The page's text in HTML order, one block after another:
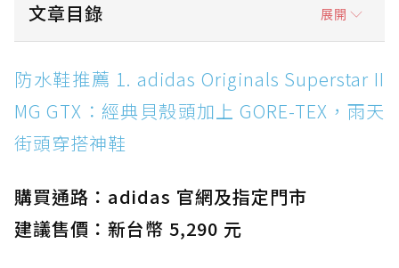
文章目錄 展開
防水鞋推薦 1. adidas Originals Superstar II
MG GTX：經典貝殼頭加上 GORE-TEX，雨天街
頭穿搭神鞋
防水鞋推薦 2. New Balance Hierro v9 GORE-
防水鞋推薦 3. Nike Dunk Low GORE-TEX：
經典 Dunk 輪廓加上防水科技，雨天穿搭帥度不
打折
防水鞋推薦 1. adidas Originals Superstar II
MG GTX：經典貝殼頭加上 GORE-TEX，雨天
街頭穿搭神鞋
購買通路：adidas 官網及指定門市
建議售價：新台幣 5,290 元